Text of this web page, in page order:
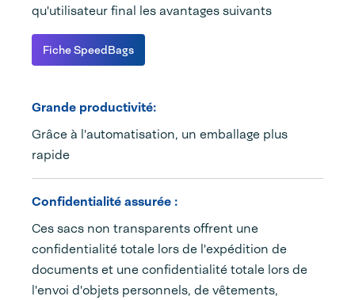
qu'utilisateur final les avantages suivants
Fiche SpeedBags
Grande productivité:
Grâce à l'automatisation, un emballage plus
rapide
Confidentialité assurée :
Ces sacs non transparents offrent une
confidentialité totale lors de l'expédition de
documents et une confidentialité totale lors de
l'envoi d'objets personnels, de vêtements,